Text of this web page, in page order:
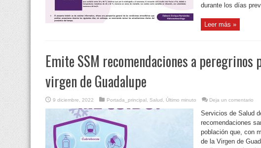
durante los días
Leer más »
Emite SSM recomendaciones a peregrinos
virgen de Guadalupe
9 diciembre, 2022 Portada_principal Salud Último minuto Deja un comentario
Servicios de Salud
recomendaciones
población que, con
de la Virgen de